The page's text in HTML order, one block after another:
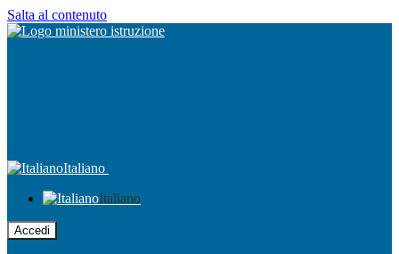
Salta al contenuto
Italiano
Italiano
Accedi